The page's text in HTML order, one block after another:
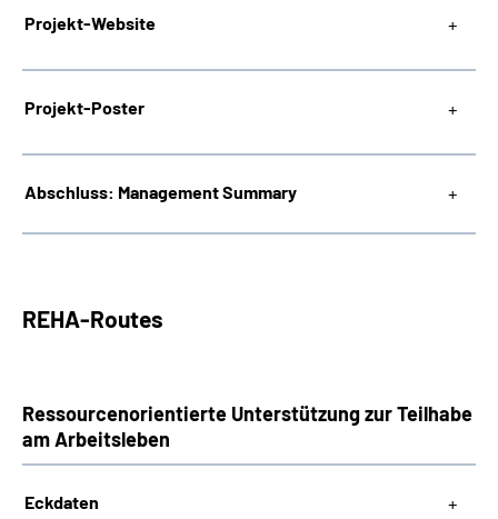
Projekt-Website
Projekt-Poster
Abschluss: Management Summary
REHA-Routes
Ressourcenorientierte Unterstützung zurTeilhabe
am Arbeitsleben
Eckdaten